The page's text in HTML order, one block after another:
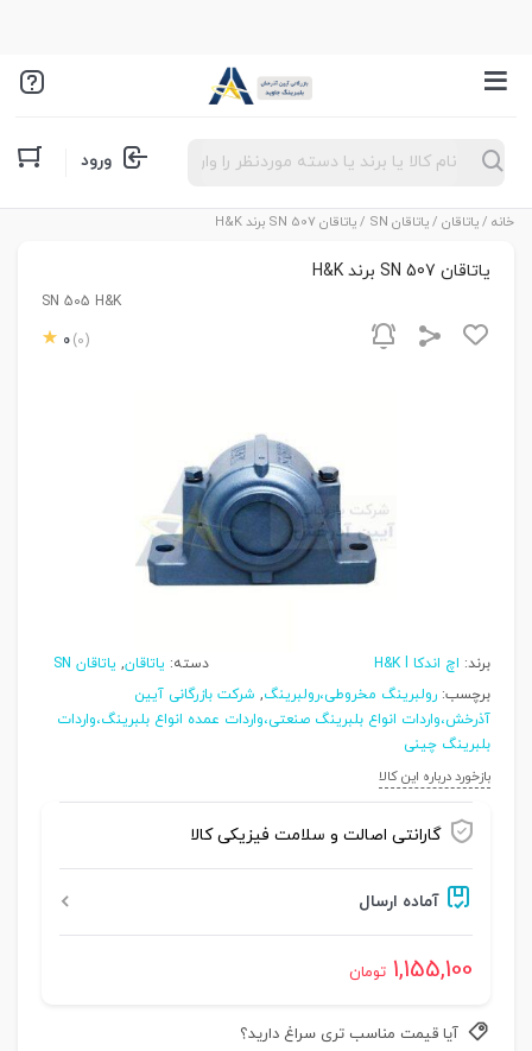
Products
search ورود
خانه /یاتاقان /یاتاقان SN / یاتاقان SN 507 برند H&K
یاتاقان SN 507 برند H&K
SN 505 H&K
0 (0)
برند: اچ اندکا H&K l دسته: یاتاقان, یاتاقان SN
برچسب: رولبرینگ مخروطی،رولبرینگ, شرکت بازرگانی آیین
آذرخش،واردات انواع بلبرینگ صنعتی،واردات عمده انواع بلبرینگ،واردات
بلبرینگ چینی
بازخورد درباره این کالا
گارانتی اصالت و سلامت فیزیکی کالا
آماده ارسال
1,155,100 تومان
آیا قیمت مناسب تری سراغ دارید؟